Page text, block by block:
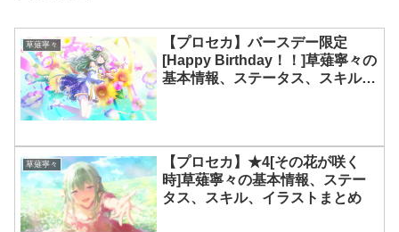
草薙寧々
【プロセカ】バースデー限定
[Happy Birthday！！]草薙寧々の
基本情報、ステータス、スキル、
草薙寧々
【プロセカ】★4[その花が咲く
時]草薙寧々の基本情報、ステー
タス、スキル、イラストまとめ